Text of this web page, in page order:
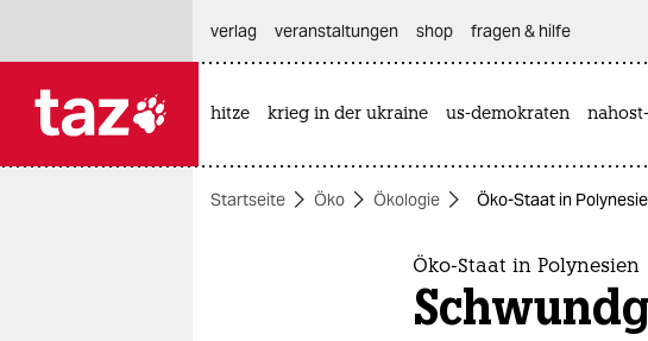
themen
verlag
veranstaltungen shop fragen & hilfe
hitze krieg in der ukraine us-demokraten
Startseite Öko Ökologie Öko-Staat in
Öko-Staat in Polynesien